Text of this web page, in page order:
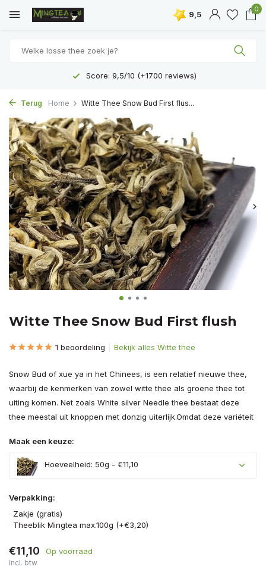
9,5
0
Score: 9,5/10 (+1700 reviews)
Terug Home Witte Thee Snow Bud First flus...
Witte Thee Snow Bud First flush
1 beoordeling Bekijk alles Witte thee
Snow Bud of xue ya in het Chinees, is een relatief nieuwe thee,
waarbij de kenmerken van zowel witte thee als groene thee tot
uiting komen. Net zoals White silver Needle thee bestaat deze
thee meestal uit knoppen met donzig uiterlijk.Omdat deze variëteit
Maak een keuze:
Hoeveelheid: 50g - €11,10
Verpakking:
Zakje (gratis)
Theeblik Mingtea max.100g (+€3,20)
€11,10 Op voorraad
Incl. btw